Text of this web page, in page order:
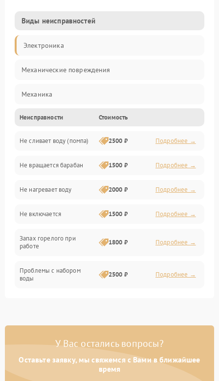
Виды неисправностей
Электроника
Механические повреждения
Механика
Электропитание
Водоснабжение
Слив
Программное обеспечение
Неисправности Стоимость
Не сливает воду (помпа) 2500 ₽ Подробнее →
Не вращается барабан 1500 ₽ Подробнее →
Не нагревает воду 2000 ₽ Подробнее →
Не включается 1500 ₽ Подробнее →
Запах горелого при
работе
1800 ₽ Подробнее →
Проблемы с набором
воды
2500 ₽ Подробнее →
Замена платы управления 2200 ₽ Подробнее →
У Вас остались вопросы?
Оставьте заявку, мы свяжемся с Вами в ближайшее
время